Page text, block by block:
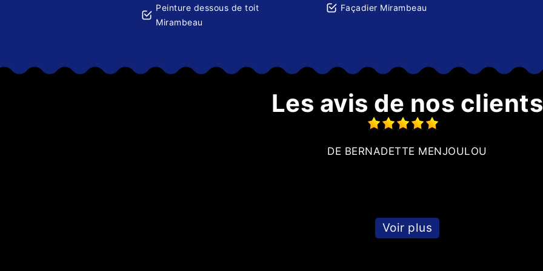
Peinture dessous de toit
Mirambeau
Façadier Mirambeau
Les avis de nos clients
DE BERNADETTE MENJOULOU
Voir plus